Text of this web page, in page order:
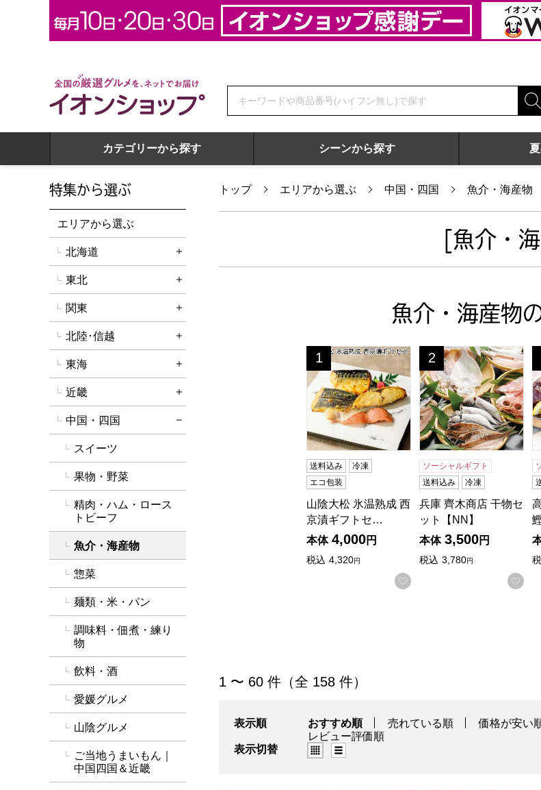
全国の厳選グルメを、ネットでお届け イオンショップ
カテゴリーから探す シーンから探す
トップ エリアから選ぶ 中国・四国 魚介・海産物
[魚介・
魚介・海産物
山陰大松 氷温熟成 西京漬ギフトセット【夏の
1
位
送料込み
冷凍
エコ包装
山陰大松 氷温熟成 西
京漬ギフトセ…
本体 4,000円
税込 4,320円
お気に入りに登録する
兵庫 齊木商店 干物セッ
2
位
ソーシャルギフト
送料込み
冷凍
兵庫 齊木商店 干物セ
ット【NN】
本体 3,500円
税込 3,780円
お
「魚介・海産物」の商品一覧
1 〜 60 件（全 158 件）
表示順 おすすめ順 売れている順 価格が安い
レビュー評価順
表示切替
グリッド表示（タイル表示）
特集から選ぶ
エリアから選ぶ
北海道
詳細を開く
東北
詳細を開く
関東
詳細を開く
北陸･信越
詳細を開く
東海
詳細を開く
近畿
詳細を開く
中国・四国
スイーツ
果物・野菜
精肉・ハム・ロース
トビーフ
魚介・海産物
惣菜
麺類・米・パン
調味料・佃煮・練り
物
飲料・酒
愛媛グルメ
山陰グルメ
ご当地うまいもん｜
中国四国＆近畿